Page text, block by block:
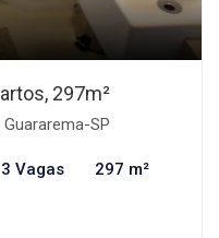
297m²
SP
3 Vagas 297 m²